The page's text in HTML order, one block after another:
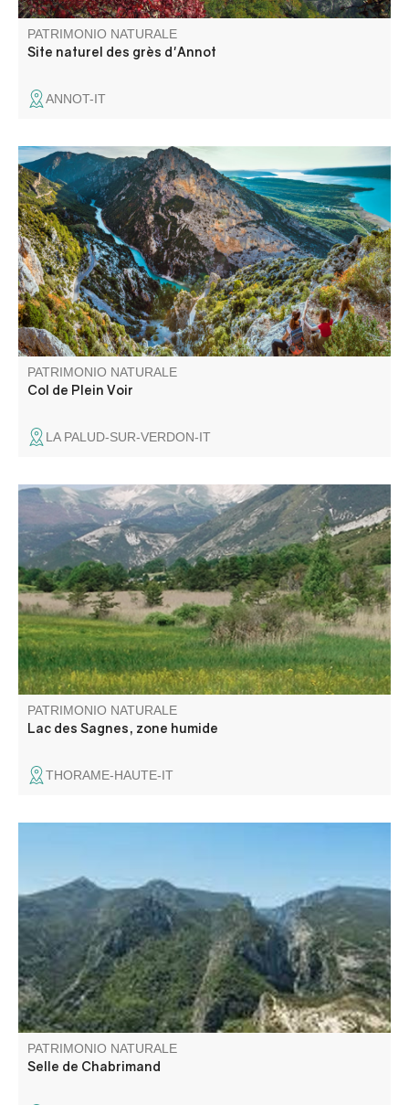
PATRIMONIO NATURALE
Site naturel des grès d'Annot
ANNOT-IT
Le col de Plein Voir, du haut de ses 1168m d'altitude, est
un magnifique point de vue panoramique sur la fin du
canyon et le lac de Sainte-Croix. L'accès se mérite mais
le jeu en vaut la chandelle !
PATRIMONIO NATURALE
Col de Plein Voir
LA PALUD-SUR-VERDON-IT
La zone humide du Lac des Sagnes, à cheval sur les
communes de Thorame-Basse et de Thorame-Haute, se
situe en queue d’une retenue artificielle créée dans les
années 1960 pour l’irrigation.
PATRIMONIO NATURALE
Lac des Sagnes, zone humide
THORAME-HAUTE-IT
trouve le rocher de Chabrimand.
PATRIMONIO NATURALE
Selle de Chabrimand